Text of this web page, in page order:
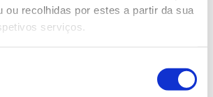
ou recolhidas por estes a partir da sua
serviços.